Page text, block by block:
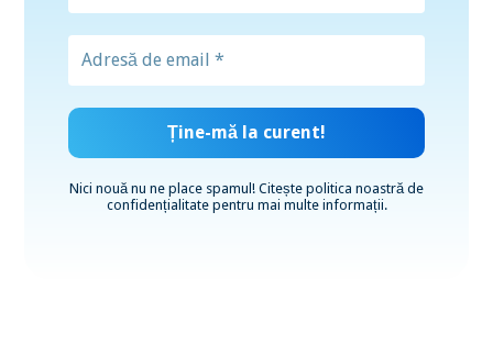
Nici nouă nu ne place spamul! Citește politica noastră de
confidențialitatepentru mai multe informații.